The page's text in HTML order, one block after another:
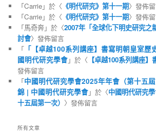
「Carrie」於〈 《明代研究》第十一期〉發佈
「Carrie」於〈 《明代研究》第十一期〉發佈
「馬奇奔」於〈2007年「全球化下明史研究之
討會〉發佈留言
「 「【卓越100系列講座】書寫明朝皇室歷
國明代研究學會」於〈 【卓越100系列講座
發佈留言
「中國明代研究學會2025年年會（第十五
錦 | 中國明代研究學會」於〈中國明代研究
十五屆第一次） 〉發佈留言
所有文章